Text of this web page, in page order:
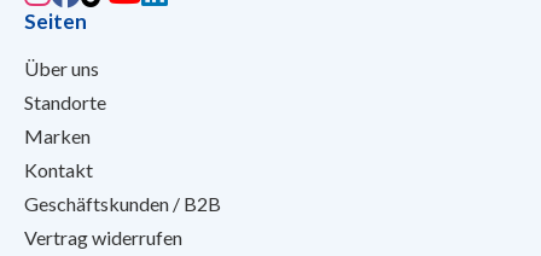
Seiten
Über uns
Standorte
Marken
Kontakt
Geschäftskunden / B2B
Vertrag widerrufen